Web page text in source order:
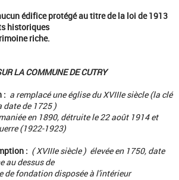
édifice protégé au titre de la loi de 1913
historiques
riche.
LA COMMUNE DE CUTRY
: a remplacé une église du XVIIIe siècle (la clé
de 1725 )
en 1890, détruite le 22 août 1914 et
(1922-1923)
: ( XVIIIe siècle ) élevée en 1750, date
au dessus de
de fondation disposée à l'intérieur